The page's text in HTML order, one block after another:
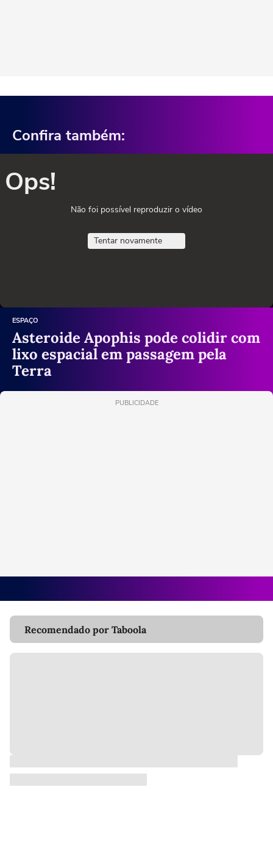
Confira também:
Ops!
Não foi possível reproduzir o vídeo
Tentar novamente
ESPAÇO
Asteroide Apophis pode colidir com
lixo espacial em passagem pela
Terra
PUBLICIDADE
Recomendado por Taboola